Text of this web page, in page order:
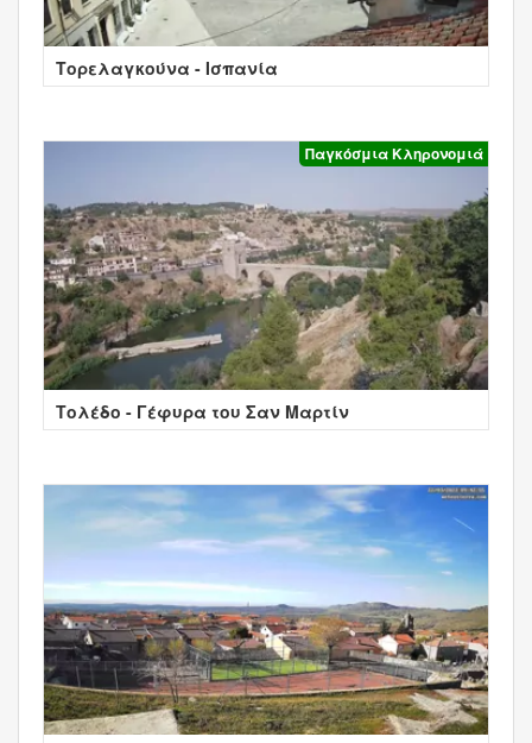
Τορελαγκούνα - Ισπανία
Παγκόσμια Κληρονομιά
Τολέδο - Γέφυρα του Σαν Μαρτίν